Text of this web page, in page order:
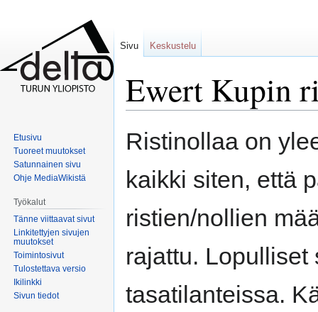
Ewert Kupin
Siirry
navigaatioon
Siirry
hakuun
Ristinollaa on
kaikki siten, että
ristien/nollien
rajattu.
tasatilanteissa.
Sivu Keskustelu
Etusivu
Tuoreet muutokset
Satunnainen sivu
Ohje MediaWikistä
Työkalut
Tänne viittaavat sivut
Linkitettyjen sivujen
muutokset
Toimintosivut
Tulostettava versio
Ikilinkki
Sivun tiedot